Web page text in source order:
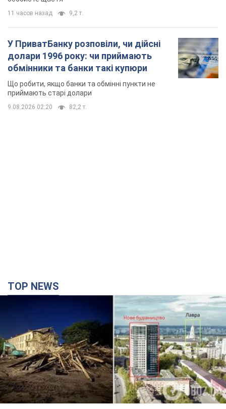
11 часов назад 9,2 т.
У ПриватБанку розповіли, чи дійсні
долари 1996 року: чи приймають
обмінники та банки такі купюри
Що робити, якщо банки та обмінні пункти не
приймають старі долари
9.08.2026 02:20 82,2 т.
TOP NEWS